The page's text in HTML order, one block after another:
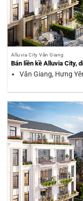
Alluvia City Văn Giang
Bán liền kề Alluvia City,
Văn Giang, Hưng